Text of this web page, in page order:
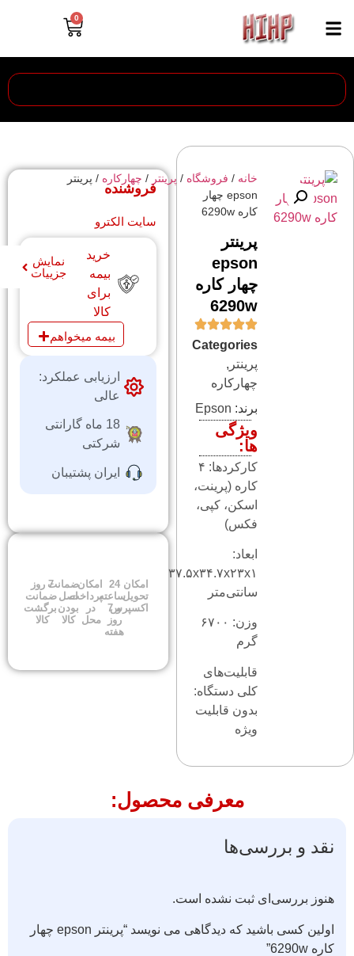
0
فروشنده
سایت الکترو
خرید
بیمه
برای
کالا
نمایش
جزییات
بیمه میخواهم
ارزیابی عملکرد:
عالی
18 ماه گارانتی
شرکتی
ایران پشتیبان
امکان
تحویل
اکسپرس
24
ساعته
و 7
روز
هفته
امکان
پرداخت
در
محل
ضمانت
اصل
بودن
کالا
7 روز
ضمانت
برگشت
کالا
خانه / فروشگاه / پرینتر / چهارکاره / پرینتر
epson چهار
کاره 6290w
پرینتر
epson
چهار کاره
6290w
Categories
پرینتر ,
چهارکاره
برند: Epson
ویژگی
ها:
کارکردها: ۴
کاره (پرینت،
اسکن، کپی،
فکس)
ابعاد:
۳۷.۵x۳۴.۷x۲۳x۱
سانتی‌متر
وزن: ۶۷۰۰
گرم
قابلیت‌های
کلی دستگاه:
بدون قابلیت
ویژه
معرفی محصول:
نقد و بررسی‌ها
هنوز بررسی‌ای ثبت نشده است.
اولین کسی باشید که دیدگاهی می نویسد “پرینتر epson چهار
کاره 6290w”